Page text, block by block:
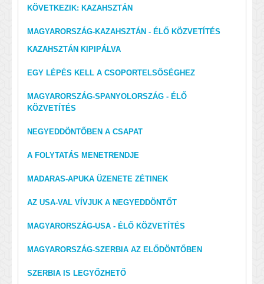
KÖVETKEZIK: KAZAHSZTÁN
MAGYARORSZÁG-KAZAHSZTÁN - ÉLŐ KÖZVETÍTÉS
KAZAHSZTÁN KIPIPÁLVA
EGY LÉPÉS KELL A CSOPORTELSŐSÉGHEZ
MAGYARORSZÁG-SPANYOLORSZÁG - ÉLŐ
KÖZVETÍTÉS
NEGYEDDÖNTŐBEN A CSAPAT
A FOLYTATÁS MENETRENDJE
MADARAS-APUKA ÜZENETE ZÉTINEK
AZ USA-VAL VÍVJUK A NEGYEDDÖNTŐT
MAGYARORSZÁG-USA - ÉLŐ KÖZVETÍTÉS
MAGYARORSZÁG-SZERBIA AZ ELŐDÖNTŐBEN
SZERBIA IS LEGYŐZHETŐ